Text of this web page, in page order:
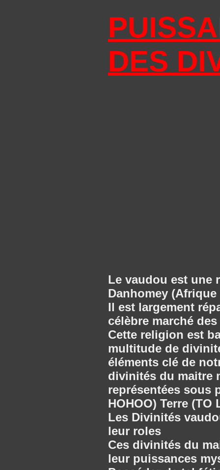
DES
Le vaudou est une
Danhomey
Il est largement
célèbre marché
Cette religion est
multitude de
éléments clé de
divinités du maitre
représentées sous
HOHOO) Terre (TO
Les Divinités
leur roles
Ces divinités du
leur puissances